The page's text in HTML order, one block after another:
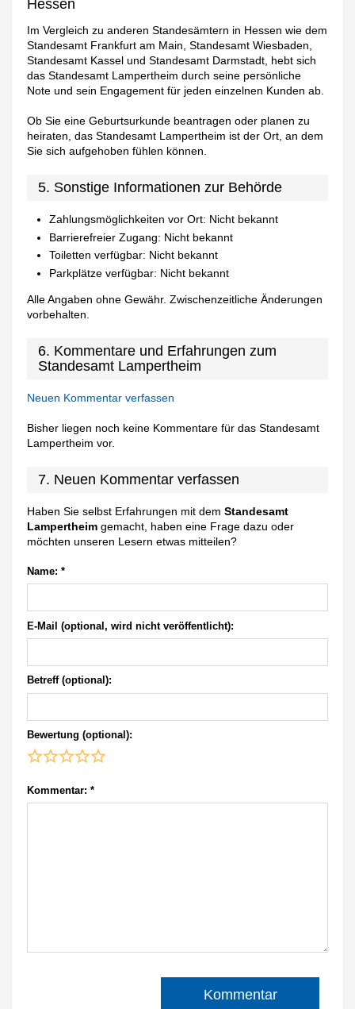
Hessen
Im Vergleich zu anderen Standesämtern in Hessen wie dem
Standesamt Frankfurt am Main, Standesamt Wiesbaden,
Standesamt Kassel und Standesamt Darmstadt, hebt sich
das Standesamt Lampertheim durch seine persönliche
Note und sein Engagement für jeden einzelnen Kunden ab.
Ob Sie eine Geburtsurkunde beantragen oder planen zu
heiraten, das Standesamt Lampertheim ist der Ort, an dem
Sie sich aufgehoben fühlen können.
5. Sonstige Informationen zur Behörde
Zahlungsmöglichkeiten vor Ort: Nicht bekannt
Barrierefreier Zugang: Nicht bekannt
Toiletten verfügbar: Nicht bekannt
Parkplätze verfügbar: Nicht bekannt
Alle Angaben ohne Gewähr. Zwischenzeitliche Änderungen
vorbehalten.
6. Kommentare und Erfahrungen zum
Standesamt Lampertheim
Neuen Kommentar verfassen
Bisher liegen noch keine Kommentare für das Standesamt
Lampertheim vor.
7. Neuen Kommentar verfassen
Haben Sie selbst Erfahrungen mit demStandesamt
Lampertheim gemacht, haben eine Frage dazu oder
möchten unseren Lesern etwas mitteilen?
Name: *
E-Mail (optional, wird nicht veröffentlicht):
Betreff (optional):
Bewertung (optional):
Kommentar: *
Kommentar